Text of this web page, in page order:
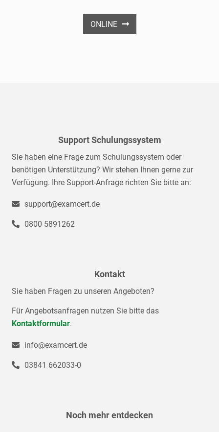
ONLINE
Support Schulungssystem
Sie haben eine Frage zum Schulungssystem oder
benötigen Unterstützung? Wir stehen Ihnen gerne zur
Verfügung. Ihre Support-Anfrage richten Sie bitte an:
support@examcert.de
0800 5891262
Kontakt
Sie haben Fragen zu unseren Angeboten?
Für Angebotsanfragen nutzen Sie bitte das
Kontaktformular.
info@examcert.de
03841 662033-0
Noch mehr entdecken